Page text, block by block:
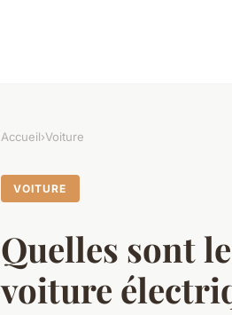
Accueil›Voiture
VOITURE
Quelles sont
voiture